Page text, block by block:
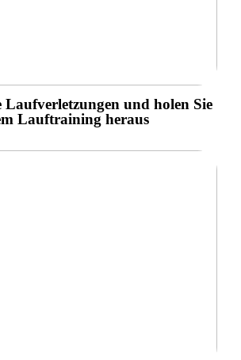
Laufverletzungen und holen Sie
Lauftraining heraus